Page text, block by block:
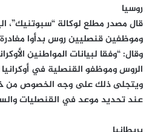
روسيا
قال مصدر مطلع لوكالة “سبوتنيك”،
وموظفين قنصليين روس بدأوا مغادرة
وقال: “وفقا لبيانات المواطنين
الروس وموظفو القنصلية في
ويتجلى ذلك على وجه الخصوص من
عند تحديد موعد في القنصليات